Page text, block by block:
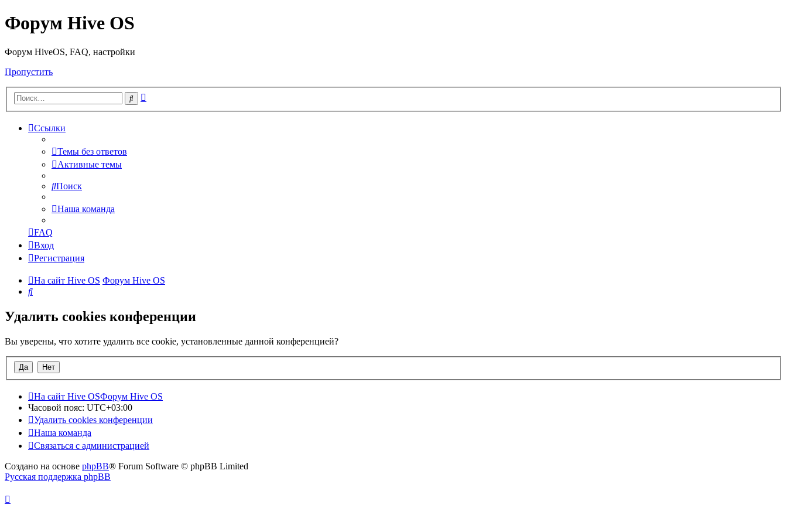
Форум Hive OS
Форум HiveOS, FAQ, настройки
Пропустить
Поиск
Ссылки
Темы без ответов
Активные темы
Поиск
Наша команда
FAQ
Вход
Регистрация
На сайт Hive OS Форум Hive OS
Поиск
Удалить cookies конференции
Вы уверены, что хотите удалить все cookie, установленные данной конференцией?
На сайт Hive OSФорум Hive OS
Часовой пояс: UTC+03:00
Удалить cookies конференции
Наша команда
Связаться с администрацией
Создано на основе phpBB® Forum Software © phpBB Limited
Русская поддержка phpBB